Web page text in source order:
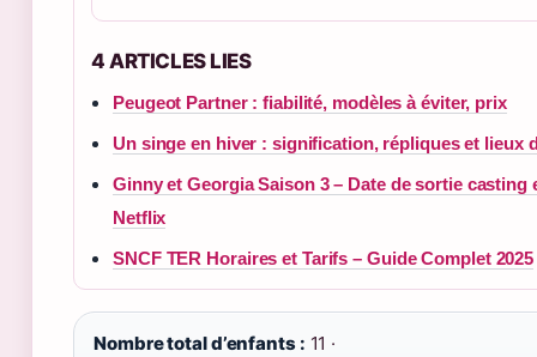
4 ARTICLES LIES
Peugeot Partner : fiabilité, modèles à éviter, prix
Un singe en hiver : signification, répliques et lieux
Ginny et Georgia Saison 3 – Date de sortie casting
Netflix
SNCF TER Horaires et Tarifs – Guide Complet 2025
Nombre total d’enfants : 11 ·